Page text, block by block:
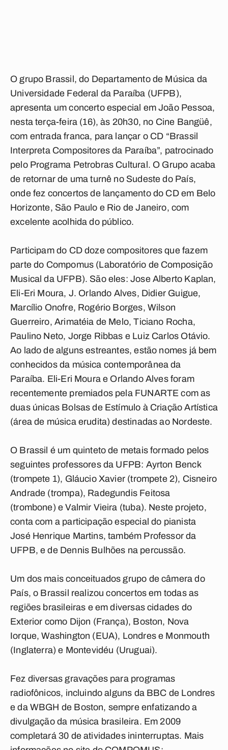
O grupo Brassil, do Departamento de Música da
Universidade Federal da Paraíba (UFPB),
apresenta um concerto especial em João Pessoa,
nesta terça-feira (16), às 20h30, no Cine Bangüê,
com entrada franca, para lançar o CD “Brassil
Interpreta Compositores da Paraíba”, patrocinado
pelo Programa Petrobras Cultural. O Grupo acaba
de retornar de uma turnê no Sudeste do País,
onde fez concertos de lançamento do CD em Belo
Horizonte, São Paulo e Rio de Janeiro, com
excelente acolhida do público.
Participam do CD doze compositores que fazem
parte do Compomus (Laboratório de Composição
Musical da UFPB). São eles: Jose Alberto Kaplan,
Eli-Eri Moura, J. Orlando Alves, Didier Guigue,
Marcílio Onofre, Rogério Borges, Wilson
Guerreiro, Arimatéia de Melo, Ticiano Rocha,
Paulino Neto, Jorge Ribbas e Luiz Carlos Otávio.
Ao lado de alguns estreantes, estão nomes já bem
conhecidos da música contemporânea da
Paraíba. Eli-Eri Moura e Orlando Alves foram
recentemente premiados pela FUNARTE com as
duas únicas Bolsas de Estímulo à Criação Artística
(área de música erudita) destinadas ao Nordeste.
O Brassil é um quinteto de metais formado pelos
seguintes professores da UFPB: Ayrton Benck
(trompete 1), Gláucio Xavier (trompete 2), Cisneiro
Andrade (trompa), Radegundis Feitosa
(trombone) e Valmir Vieira (tuba). Neste projeto,
conta com a participação especial do pianista
José Henrique Martins, também Professor da
UFPB, e de Dennis Bulhões na percussão.
Um dos mais conceituados grupo de câmera do
País, o Brassil realizou concertos em todas as
regiões brasileiras e em diversas cidades do
Exterior como Dijon (França), Boston, Nova
Iorque, Washington (EUA), Londres e Monmouth
(Inglaterra) e Montevidéu (Uruguai).
Fez diversas gravações para programas
radiofônicos, incluindo alguns da BBC de Londres
e da WBGH de Boston, sempre enfatizando a
divulgação da música brasileira. Em 2009
completará 30 de atividades ininterruptas. Mais